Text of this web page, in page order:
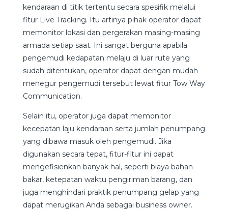
kendaraan di titik tertentu secara spesifik melalui
fitur Live Tracking. Itu artinya pihak operator dapat
memonitor lokasi dan pergerakan masing-masing
armada setiap saat. Ini sangat berguna apabila
pengemudi kedapatan melaju di luar rute yang
sudah ditentukan, operator dapat dengan mudah
menegur pengemudi tersebut lewat fitur Tow Way
Communication.
Selain itu, operator juga dapat memonitor
kecepatan laju kendaraan serta jumlah penumpang
yang dibawa masuk oleh pengemudi. Jika
digunakan secara tepat, fitur-fitur ini dapat
mengefisienkan banyak hal, seperti biaya bahan
bakar, ketepatan waktu pengiriman barang, dan
juga menghindari praktik penumpang gelap yang
dapat merugikan Anda sebagai business owner.